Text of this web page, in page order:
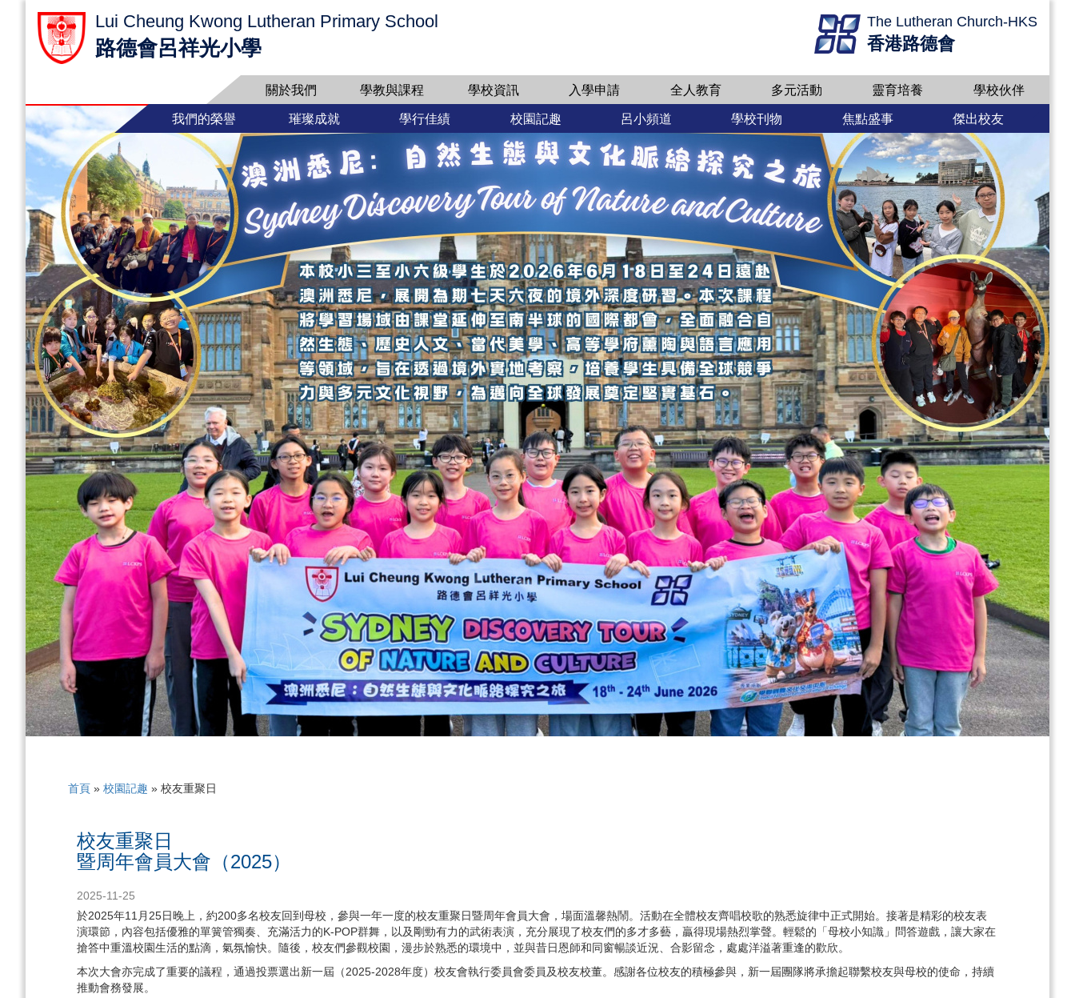
Lui Cheung Kwong Lutheran Primary School
路德會呂祥光小學
The Lutheran Church-HKS
香港路德會
關於我們 學教與課程 學校資訊 入學申請 全人教育 多元活動 靈育培養 學校伙伴
我們的榮譽 璀璨成就 學行佳績 校園記趣 呂小頻道 學校刊物 焦點盛事 傑出校友
首頁» 校園記趣 » 校友重聚日
校友重聚日
暨周年會員大會（2025）
2025-11-25
於2025年11月25日晚上，約200多名校友回到母校，參與一年一度的校友重聚日暨周年會員大會，場面溫馨熱鬧。活動在全體校友齊唱校歌的熟悉旋律中正式開始。接著是精彩的校友表
演環節，內容包括優雅的單簧管獨奏、充滿活力的K-POP群舞，以及剛勁有力的武術表演，充分展現了校友們的多才多藝，贏得現場熱烈掌聲。輕鬆的「母校小知識」問答遊戲，讓大家在
搶答中重溫校園生活的點滴，氣氛愉快。隨後，校友們參觀校園，漫步於熟悉的環境中，並與昔日恩師和同窗暢談近況、合影留念，處處洋溢著重逢的歡欣。
本次大會亦完成了重要的議程，通過投票選出新一屆（2025-2028年度）校友會執行委員會委員及校友校董。感謝各位校友的積極參與，新一屆團隊將承擔起聯繫校友與母校的使命，持續
推動會務發展。